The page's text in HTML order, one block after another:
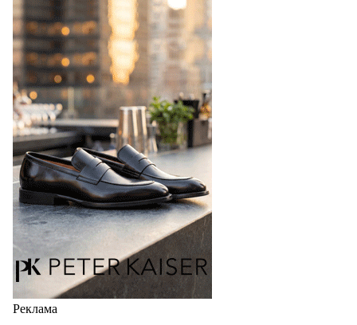
Реклама